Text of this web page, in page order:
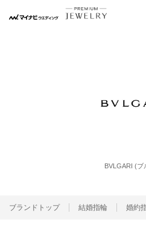
BVLGARI (ブ
ブランドトップ 結婚指輪 婚約